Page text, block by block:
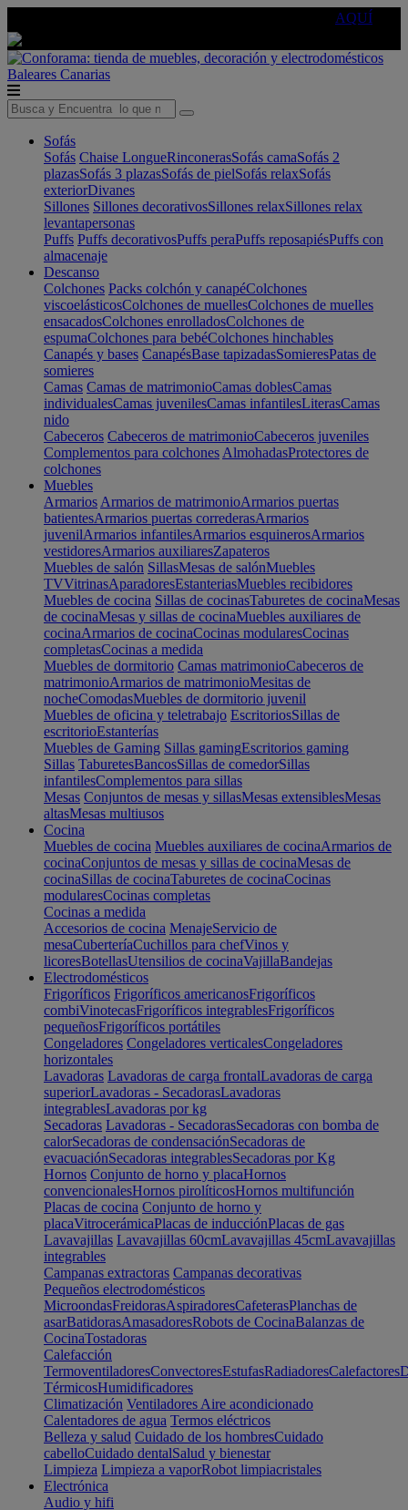
AQUÍ
Baleares Canarias
Sofás
Sofás Chaise LongueRinconerasSofás camaSofás 2
plazasSofás 3 plazasSofás de pielSofás relaxSofás
exteriorDivanes
Sillones Sillones decorativosSillones relaxSillones relax
levantapersonas
Puffs Puffs decorativosPuffs peraPuffs reposapiésPuffs con
almacenaje
Descanso
Colchones Packs colchón y canapéColchones
viscoelásticosColchones de muellesColchones de muelles
ensacadosColchones enrolladosColchones de
espumaColchones para bebéColchones hinchables
Canapés y bases CanapésBase tapizadasSomieresPatas de
somieres
Camas Camas de matrimonioCamas doblesCamas
individualesCamas juvenilesCamas infantilesLiterasCamas
nido
Cabeceros Cabeceros de matrimonioCabeceros juveniles
Complementos para colchones AlmohadasProtectores de
colchones
Muebles
Armarios Armarios de matrimonioArmarios puertas
batientesArmarios puertas correderasArmarios
juvenilArmarios infantilesArmarios esquinerosArmarios
vestidoresArmarios auxiliaresZapateros
Muebles de salón SillasMesas de salónMuebles
TVVitrinasAparadoresEstanteriasMuebles recibidores
Muebles de cocina Sillas de cocinasTaburetes de cocinaMesas
de cocinaMesas y sillas de cocinaMuebles auxiliares de
cocinaArmarios de cocinaCocinas modularesCocinas
completasCocinas a medida
Muebles de dormitorio Camas matrimonioCabeceros de
matrimonioArmarios de matrimonioMesitas de
nocheComodasMuebles de dormitorio juvenil
Muebles de oficina y teletrabajo EscritoriosSillas de
escritorioEstanterías
Muebles de Gaming Sillas gamingEscritorios gaming
Sillas TaburetesBancosSillas de comedorSillas
infantilesComplementos para sillas
Mesas Conjuntos de mesas y sillasMesas extensiblesMesas
altasMesas multiusos
Cocina
Muebles de cocina Muebles auxiliares de cocinaArmarios de
cocinaConjuntos de mesas y sillas de cocinaMesas de
cocinaSillas de cocinaTaburetes de cocinaCocinas
modularesCocinas completas
Cocinas a medida
Accesorios de cocina MenajeServicio de
mesaCuberteríaCuchillos para chefVinos y
licoresBotellasUtensilios de cocinaVajillaBandejas
Electrodomésticos
Frigoríficos Frigoríficos americanosFrigoríficos
combiVinotecasFrigoríficos integrablesFrigoríficos
pequeñosFrigoríficos portátiles
Congeladores Congeladores verticalesCongeladores
horizontales
Lavadoras Lavadoras de carga frontalLavadoras de carga
superiorLavadoras - SecadorasLavadoras
integrablesLavadoras por kg
Secadoras Lavadoras - SecadorasSecadoras con bomba de
calorSecadoras de condensaciónSecadoras de
evacuaciónSecadoras integrablesSecadoras por Kg
Hornos Conjunto de horno y placaHornos
convencionalesHornos pirolíticosHornos multifunción
Placas de cocina Conjunto de horno y
placaVitrocerámicaPlacas de inducciónPlacas de gas
Lavavajillas Lavavajillas 60cmLavavajillas 45cmLavavajillas
integrables
Campanas extractoras Campanas decorativas
Pequeños electrodomésticos
MicroondasFreidorasAspiradoresCafeterasPlanchas de
asarBatidorasAmasadoresRobots de CocinaBalanzas de
CocinaTostadoras
Calefacción
TermoventiladoresConvectoresEstufasRadiadoresCalefactores
TérmicosHumidificadores
Climatización Ventiladores Aire acondicionado
Calentadores de agua Termos eléctricos
Belleza y salud Cuidado de los hombresCuidado
cabelloCuidado dentalSalud y bienestar
Limpieza Limpieza a vaporRobot limpiacristales
Electrónica
Audio y hifi